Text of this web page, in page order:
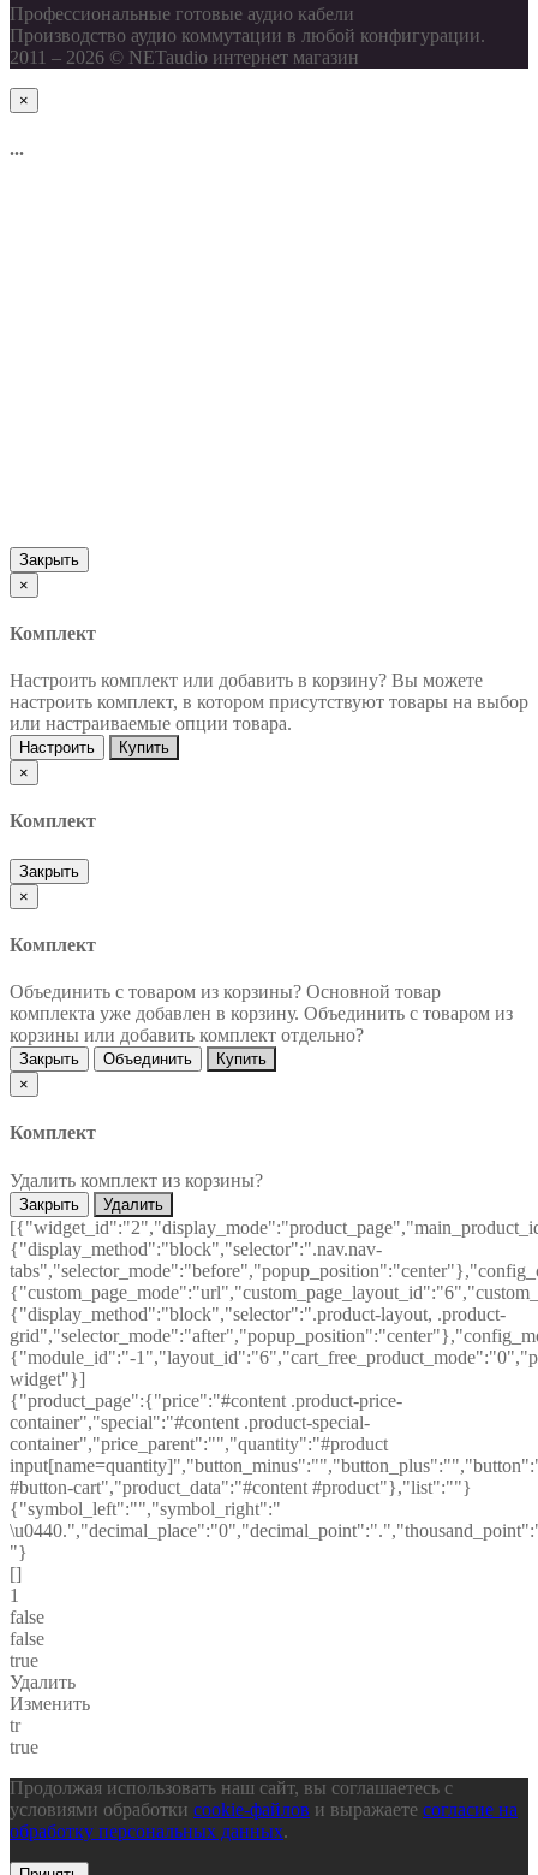
Профессиональные готовые аудио кабели
Производство аудио коммутации в любой конфигурации.
2011 – 2026 © NETaudio интернет магазин
×
...
Закрыть
×
Комплект
Настроить комплект или добавить в корзину? Вы можете
настроить комплект, в котором присутствуют товары на выбор
или настраиваемые опции товара.
Настроить
Купить
×
Комплект
Закрыть
×
Комплект
Объединить с товаром из корзины? Основной товар
комплекта уже добавлен в корзину. Объединить с товаром из
корзины или добавить комплект отдельно?
Закрыть Объединить
Купить
×
Комплект
Удалить комплект из корзины?
Закрыть Удалить
{"display_method":"block","selector":".nav.nav-
{"display_method":"block","selector":".product-layout, .product-
{"module_id":"-
widget"}]
{"product_page":{"price":"#content .product-price-
container","special":"#content .product-special-
container","price_parent":"","quantity":"#product
#button-cart","product_data":"#content #product"},"list":""}
{"symbol_left":"","symbol_right":"
"}
[]
1
false
false
true
Удалить
Изменить
tr
true
Продолжая использовать наш сайт, вы соглашаетесь с
условиями обработки cookie-файлов и выражаете согласие на
обработку персональных данных.